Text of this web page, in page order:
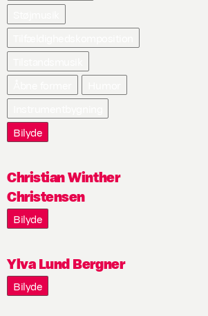
Bilyde
Christian Winther
Christensen
Bilyde
Ylva Lund Bergner
Bilyde